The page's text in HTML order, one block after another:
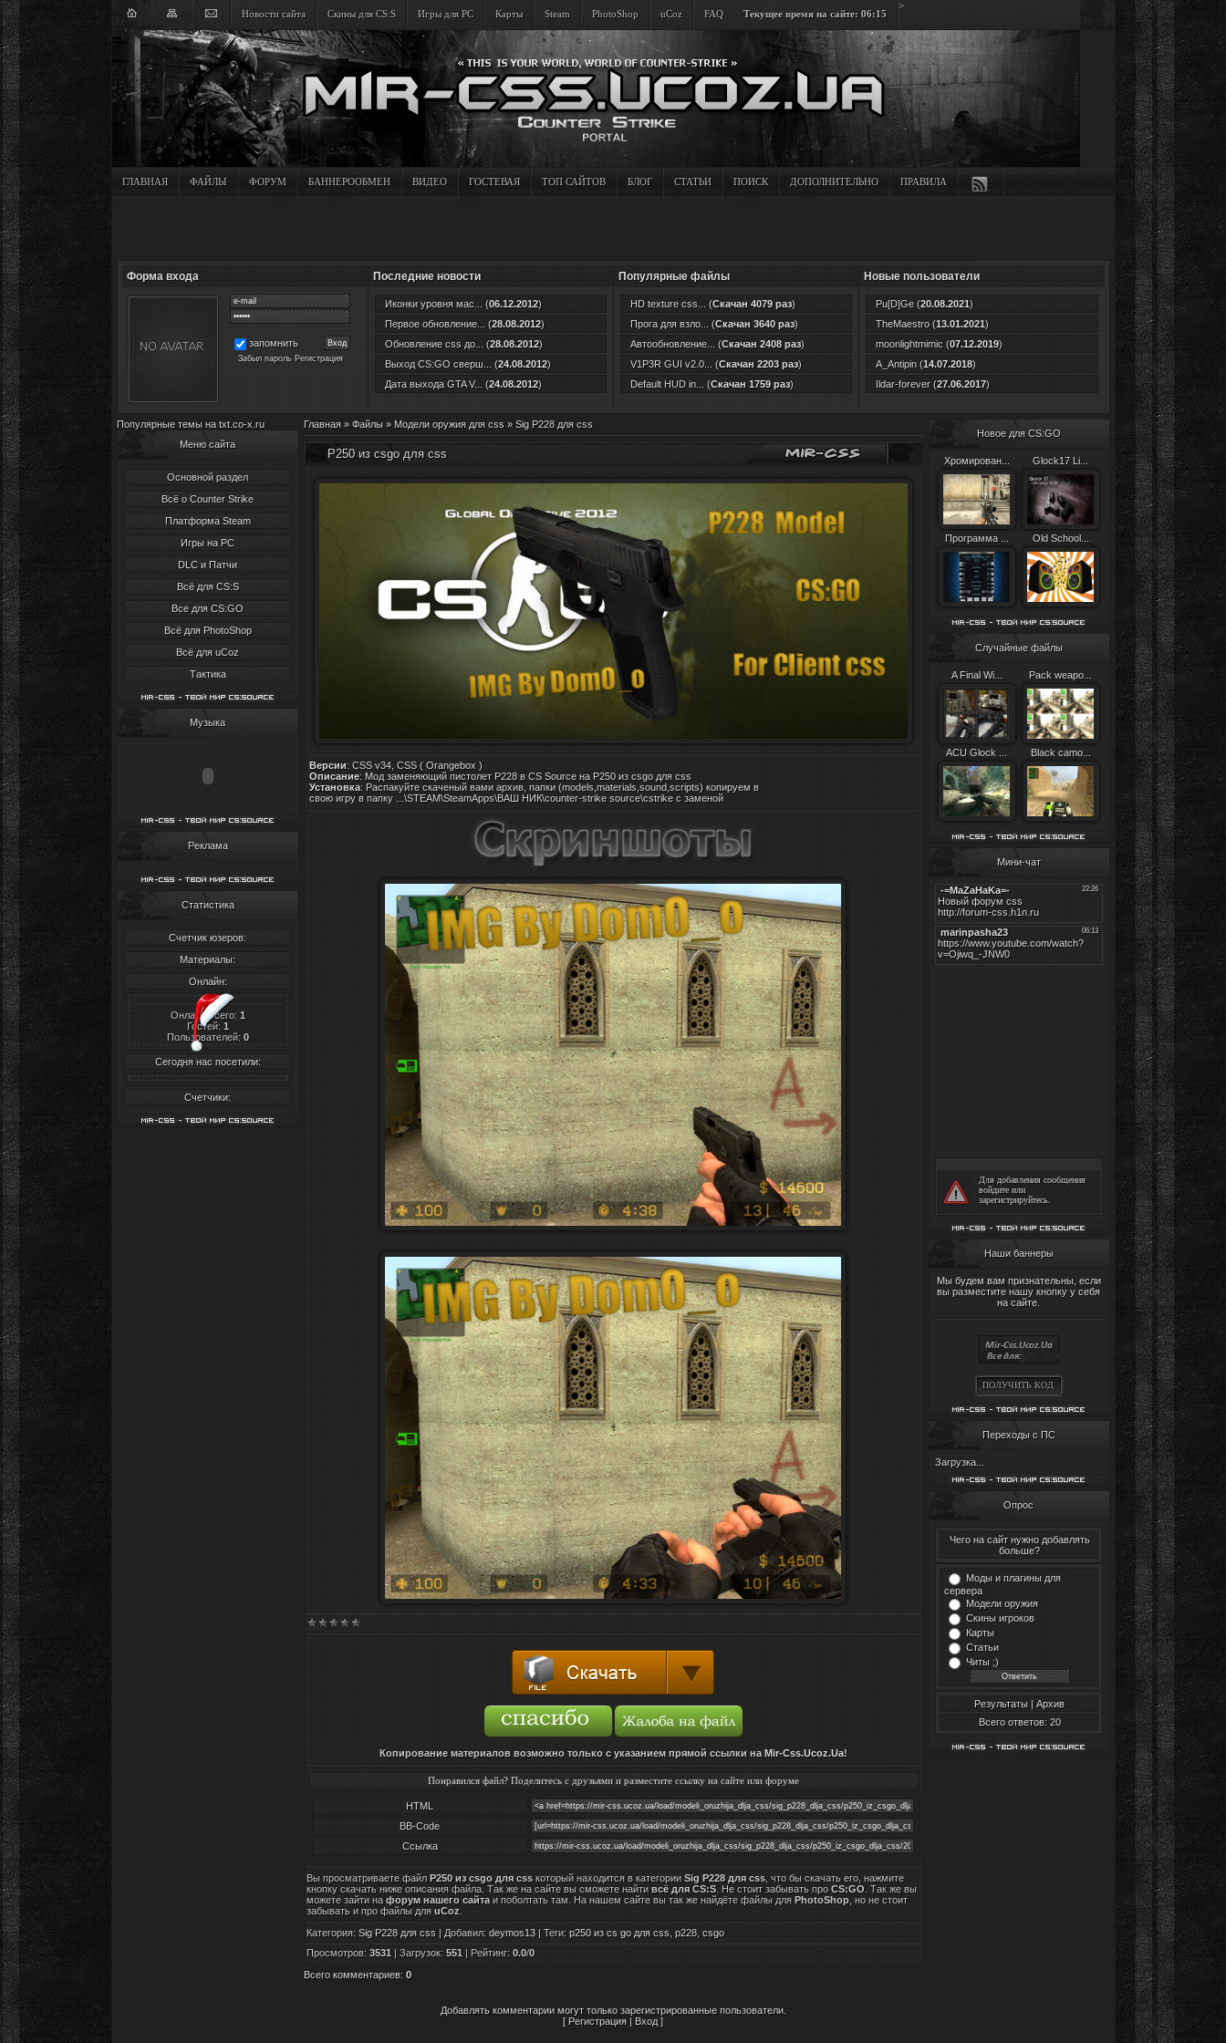
>
Новости сайта Скины для CS:S Игры для PC Карты Steam PhotoShop uCoz FAQ Текущее время на сайте: 06:15
ГЛАВНАЯ ФАЙЛЫ ФОРУМ БАННЕРООБМЕН ВИДЕО ГОСТЕВАЯ ТОП САЙТОВ БЛОГ СТАТЬИ ПОИСК ДОПОЛНИТЕЛЬНО ПРАВИЛА
Форма входа
запомнить
Забыл пароль Регистрация
Последние новости
Иконки уровня мас... (06.12.2012)
Первое обновление... (28.08.2012)
Обновление css до... (28.08.2012)
Выход CS:GO сверш... (24.08.2012)
Дата выхода GTA V... (24.08.2012)
Популярные файлы
HD texture css... (Скачан 4079 раз)
Прога для взло... (Скачан 3640 раз)
Автообновление... (Скачан 2408 раз)
V1P3R GUI v2.0... (Скачан 2203 раз)
Default HUD in... (Скачан 1759 раз)
Новые пользователи
Pu[D]Ge(20.08.2021)
TheMaestro(13.01.2021)
moonlightmimic(07.12.2019)
A_Antipin(14.07.2018)
Ildar-forever(27.06.2017)
Популярные темы на txt.co-x.ru
Меню сайта
Основной раздел
Всё о Counter Strike
Платформа Steam
Игры на PC
DLC и Патчи
Всё для CS:S
Все для CS:GO
Всё для PhotoShop
Всё для uCoz
Тактика
Музыка
Реклама
Статистика
Счетчик юзеров:
Материалы:
Онлайн:
Онлайн всего: 1
Гостей: 1
Пользователей: 0
Сегодня нас посетили:
Счетчики:
Главная» Файлы» Модели оружия для css » Sig P228 для css
P250 из csgo для css
Версии: CSS v34, CSS ( Orangebox )
Описание: Мод заменяющий пистолет P228 в CS Source на P250 из csgo для css
Установка: Распакуйте скаченый вами архив, папки (models,materials,sound,scripts) копируем в
свою игру в папку ...\STEAM\SteamApps\ВАШ НИК\counter-strike source\cstrike с заменой
Копирование материалов возможно только с указанием прямой ссылки на Mir-Css.Ucoz.Ua!
Понравился файл? Поделитесь с друзьями и разместите ссылку на сайте или форуме
HTML
BB-Code
Ссылка
Вы просматриваете файл P250 из csgo для cssкоторый находится в категории Sig P228 для css, что бы скачать его, нажмите
кнопку скачать ниже описания файла. Так же на сайте вы сможете найтивсё для CS:S. Не стоит забывать про CS:GO. Так же вы
можете зайти на форум нашего сайтаи поболтать там. На нашем сайте вы так же найдёте файлы для PhotoShop, но не стоит
забывать и про файлы для uCoz.
Категория: Sig P228 для css | Добавил: deymos13| Теги: p250 из cs go для css p228, csgo
Просмотров: 3531 | Загрузок: 551 | Рейтинг: 0.0/0
Всего комментариев: 0
Добавлять комментарии могут только зарегистрированные пользователи.
[ Регистрация | Вход ]
Новое для CS:GO
Хромирован... Glock17 Li...
Программа ... Old School...
Случайные файлы
A Final Wi... Pack weapo...
ACU Glock ... Black camo...
Мини-чат
Для добавления сообщения
войдитеили
зарегистрируйтесь.
Наши баннеры
Мы будем вам признательны, если
вы разместите нашу кнопку у себя
на сайте.
ПОЛУЧИТЬ КОД
Переходы с ПС
Загрузка...
Опрос
Чего на сайт нужно добавлять
больше?
Моды и плагины для
сервера
Модели оружия
Скины игроков
Карты
Статьи
Читы ;)
Результаты | Архив
Всего ответов: 20